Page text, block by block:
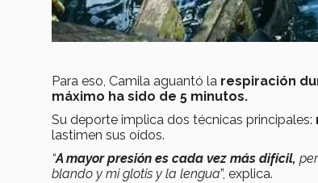
Para eso, Camila aguantó la respiración
máximo ha sido de 5 minutos.
Su deporte implica dos técnicas principales:
lastimen sus oídos.
“A mayor presión es cada vez más difícil,
blando y mi glotis y la lengua”, explica.